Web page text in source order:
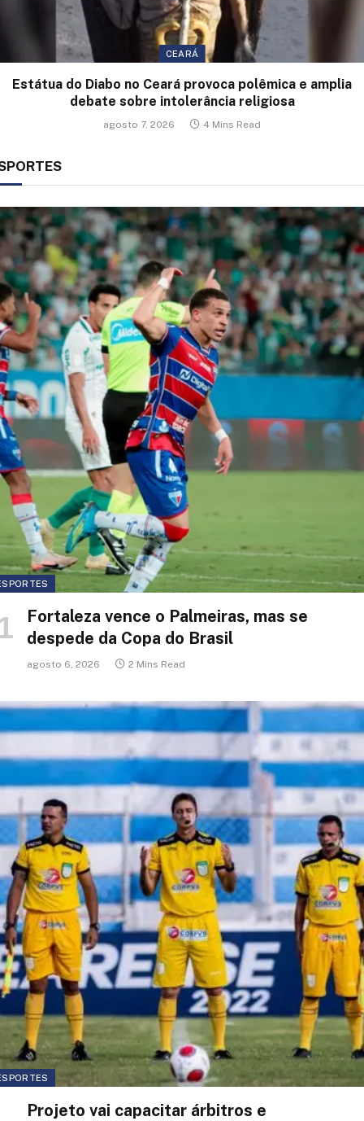
CEARÁ
Estátua do Diabo no Ceará provoca polêmica e amplia
debate sobre intolerância religiosa
agosto 7, 2026 4 Mins Read
Fortaleza vence o Palmeiras, mas se
despede da Copa do Brasil
agosto 6, 2026 2 Mins Read
Projeto vai capacitar árbitros e